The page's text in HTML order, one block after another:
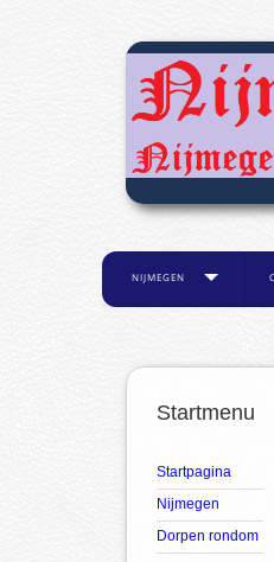
NIJMEGEN
Startmenu
Startpagina
Nijmegen
Dorpen rondom